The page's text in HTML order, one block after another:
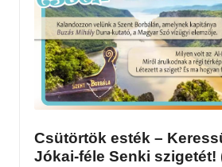
Csütörtök esték –
Jókai-féle Senki szigetét!